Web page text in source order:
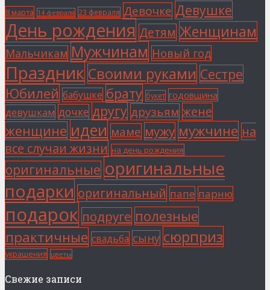
8 марта 14 февраля 23 февраля Девочке Девушке
День рождения Детям Женщинам
Мальчикам Мужчинам Новый год
Праздник Своими руками Сестре
Юбилей бабушке брату букет годовщина
девушкам дочке другу друзьям жене
женщине идеи маме мужу мужчине на
все случаи жизни на день рождения
оригинальные оригинальные
подарки оригинальный папе парню
подарок подруге полезные
практичные свадьба сыну сюрприз
украшения цветы
Свежие записи